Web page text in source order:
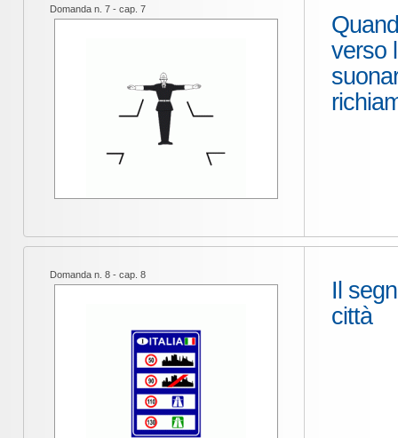
Domanda n. 7 - cap. 7
verso
Domanda n. 8 - cap. 8
Il
città